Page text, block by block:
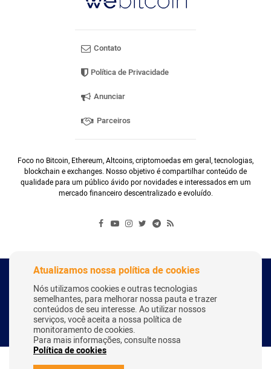
Contato
Política de Privacidade
Anunciar
Parceiros
Foco no Bitcoin, Ethereum, Altcoins, criptomoedas em geral, tecnologias,
blockchain e exchanges. Nosso objetivo é compartilhar conteúdo de
qualidade para um público ávido por novidades e interessados em um
mercado financeiro descentralizado e evoluído.
Copyright Webitcoin 2018 - Todos os Direitos Reservados
Desenvolvido por: Herick Correa
Atualizamos nossa política de cookies
Nós utilizamos cookies e outras tecnologias
semelhantes, para melhorar nossa pauta e trazer
conteúdos de seu interesse. Ao utilizar nossos
serviços, você aceita a nossa política de
monitoramento de cookies.
Para mais informações, consulte nossa
Política de cookies